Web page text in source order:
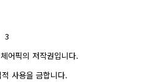
3
어픽의 저작권입니다.
사용을 금합니다.